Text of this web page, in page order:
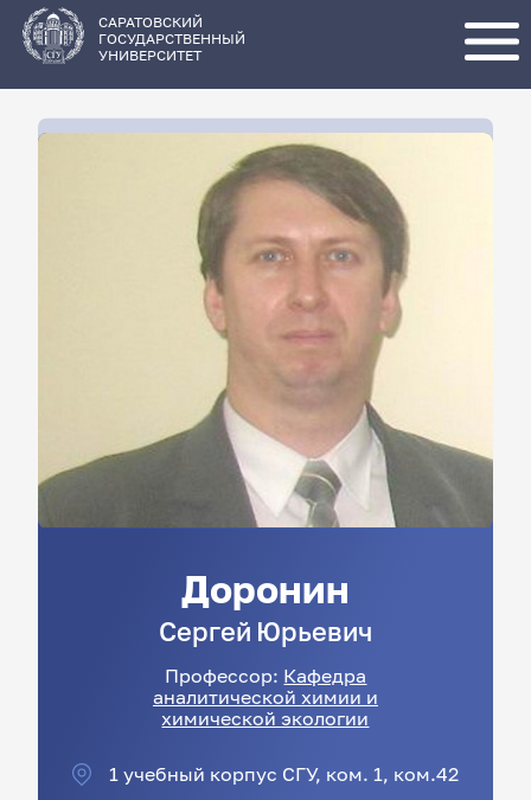
основному
содержанию
САРАТОВСКИЙ
ГОСУДАРСТВЕННЫЙ
УНИВЕРСИТЕТ
Доронин
Сергей Юрьевич
Профессор: Кафедра
аналитической химии и
химической экологии
1 учебный корпус СГУ, ком. 1, ком.42